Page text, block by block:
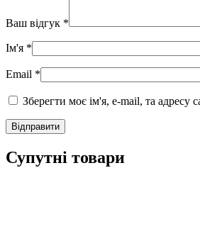
Ваш відгук *
Ім'я *
Email *
Зберегти моє ім'я, e-mail, та адресу
Супутні товари